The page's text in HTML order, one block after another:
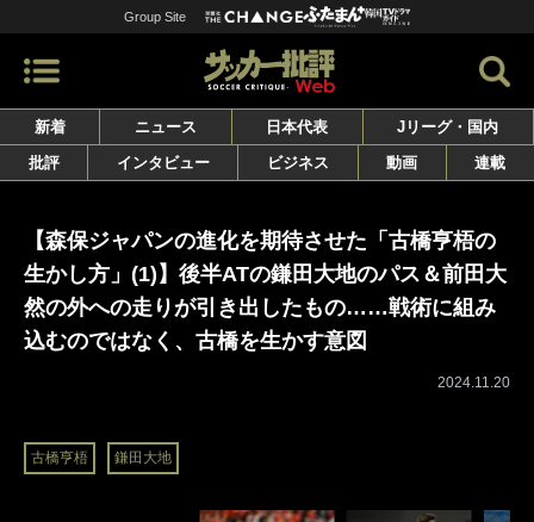
Group Site
新着 ニュース 日本代表
Jリーグ・国内
批評
インタビュー ビジネス 動画 連載
【森保ジャパンの進化を期待させた「古橋亨梧の
生かし方」(1)】後半ATの鎌田大地のパス＆前田大
然の外への走りが引き出したもの……戦術に組み
込むのではなく、古橋を生かす意図
2024.11.20
古橋亨梧 鎌田大地